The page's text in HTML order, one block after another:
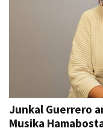
Junkal Guerrero
Musika